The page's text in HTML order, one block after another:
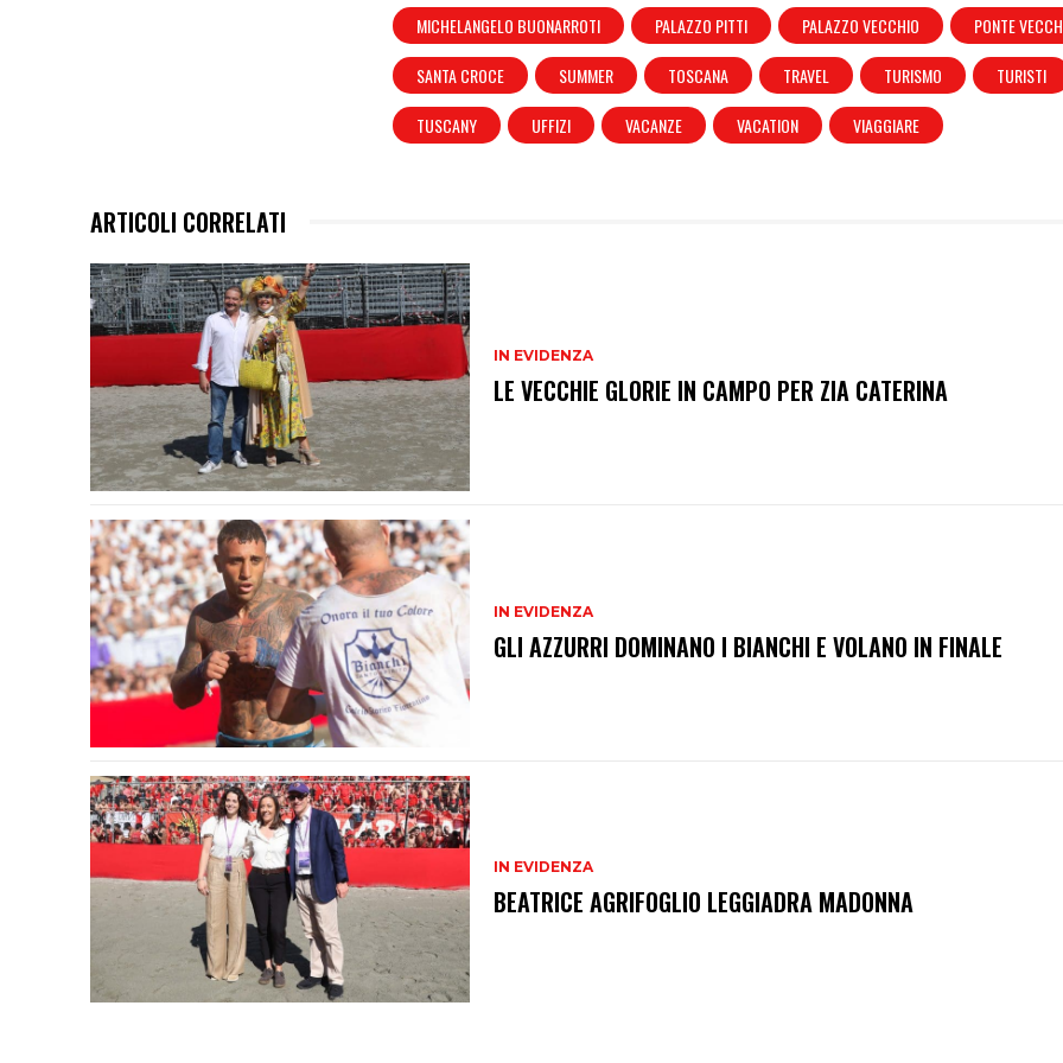
MICHELANGELO BUONARROTI PALAZZO PITTI PALAZZO VECCHIO
PONTE
SANTA CROCE
SUMMER TOSCANA TRAVEL TURISMO
TURISTI
TUSCANY
UFFIZI VACANZE VACATION VIAGGIARE
ARTICOLI CORRELATI
IN EVIDENZA
LE VECCHIE GLORIE IN CAMPO PER ZIA CATERINA
IN EVIDENZA
GLI AZZURRI DOMINANO I BIANCHI E VOLANO IN FINALE
IN EVIDENZA
BEATRICE AGRIFOGLIO LEGGIADRA MADONNA